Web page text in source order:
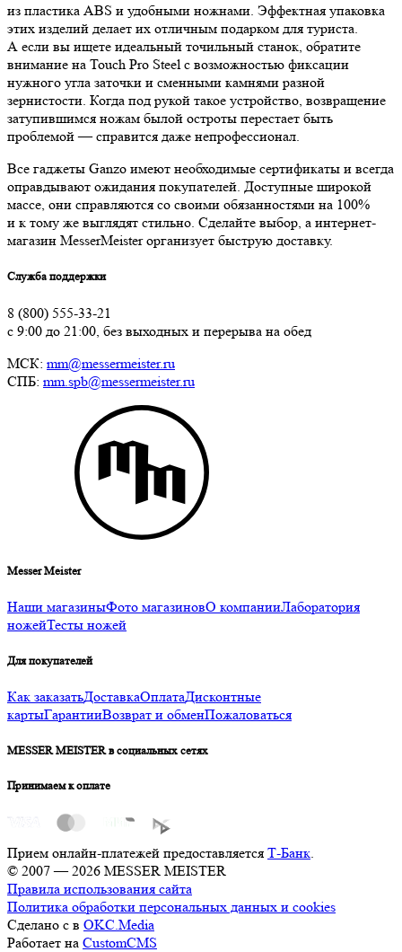
из пластика ABS и удобными ножнами. Эффектная упаковка
этих изделий делает их отличным подарком для туриста.
А если вы ищете идеальный точильный станок, обратите
внимание на Touch Pro Steel с возможностью фиксации
нужного угла заточки и сменными камнями разной
зернистости. Когда под рукой такое устройство, возвращение
затупившимся ножам былой остроты перестает быть
проблемой — справится даже непрофессионал.
Все гаджеты Ganzo имеют необходимые сертификаты и всегда
оправдывают ожидания покупателей. Доступные широкой
массе, они справляются со своими обязанностями на 100%
и к тому же выглядят стильно. Сделайте выбор, а интернет-
магазин MesserMeister организует быструю доставку.
Служба поддержки
8 (800) 555-33-21
с 9:00 до 21:00, без выходных и перерыва на обед
МСК: mm@messermeister.ru
СПБ: mm.spb@messermeister.ru
Messer Meister
Наши магазиныФото магазиновО компанииЛаборатория
ножейТесты ножей
Для покупателей
Как заказатьДоставкаОплатаДисконтные
картыГарантииВозврат и обменПожаловаться
MESSER MEISTER в социальных сетях
Принимаем к оплате
Прием онлайн-платежей предоставляется Т-Банк
© 2007 — 2026 MESSER MEISTER
Правила использования сайта
Политика обработки персональных данных и cookies
Сделано с в OKC.Media
Работает на CustomCMS